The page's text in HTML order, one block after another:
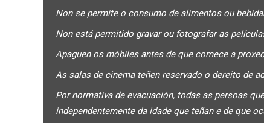
Non se permite o consumo de alimentos ou
Non está permitido gravar ou fotografar as
Apaguen os móbiles antes de que comece a
As salas de cinema teñen reservado o dereito de
Por normativa de evacuación, todas as persoas
independentemente da idade que teñan e de que